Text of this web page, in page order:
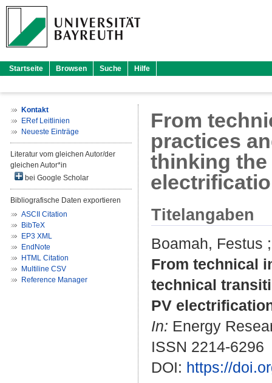
Startseite Browsen Suche Hilfe
Kontakt
ERef Leitlinien
Neueste Einträge
Literatur vom gleichen Autor/der
gleichen Autor*in
bei Google Scholar
Bibliografische Daten exportieren
ASCII Citation
BibTeX
EP3 XML
EndNote
HTML Citation
Multiline CSV
Reference Manager
From
practices
thinking the
Titelangaben
Boamah, Festus
From technical
technical
PV
In: Energy
ISSN 2214-6296
DOI: https://